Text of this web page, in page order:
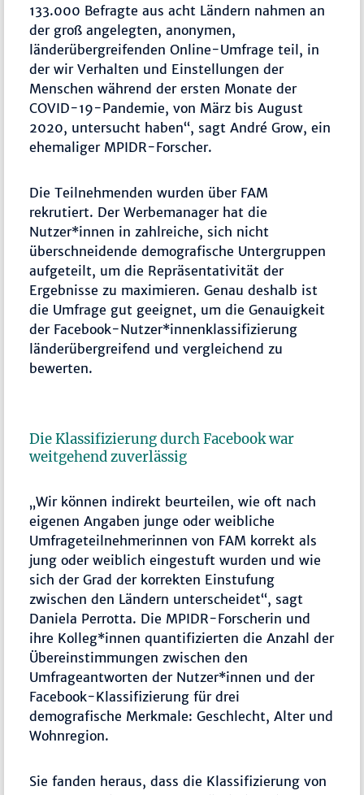
133.000 Befragte aus acht Ländern nahmen an
der groß angelegten, anonymen,
länderübergreifenden Online-Umfrage teil, in
der wir Verhalten und Einstellungen der
Menschen während der ersten Monate der
COVID-19-Pandemie, von März bis August
2020, untersucht haben“, sagt André Grow, ein
ehemaliger MPIDR-Forscher.
Die Teilnehmenden wurden über FAM
rekrutiert. Der Werbemanager hat die
Nutzer*innen in zahlreiche, sich nicht
überschneidende demografische Untergruppen
aufgeteilt, um die Repräsentativität der
Ergebnisse zu maximieren. Genau deshalb ist
die Umfrage gut geeignet, um die Genauigkeit
der Facebook-Nutzer*innenklassifizierung
länderübergreifend und vergleichend zu
bewerten.
Die Klassifizierung durch Facebook war
weitgehend zuverlässig
„Wir können indirekt beurteilen, wie oft nach
eigenen Angaben junge oder weibliche
Umfrageteilnehmerinnen von FAM korrekt als
jung oder weiblich eingestuft wurden und wie
sich der Grad der korrekten Einstufung
zwischen den Ländern unterscheidet“, sagt
Daniela Perrotta. Die MPIDR-Forscherin und
ihre Kolleg*innen quantifizierten die Anzahl der
Übereinstimmungen zwischen den
Umfrageantworten der Nutzer*innen und der
Facebook-Klassifizierung für drei
demografische Merkmale: Geschlecht, Alter und
Wohnregion.
Sie fanden heraus, dass die Klassifizierung von